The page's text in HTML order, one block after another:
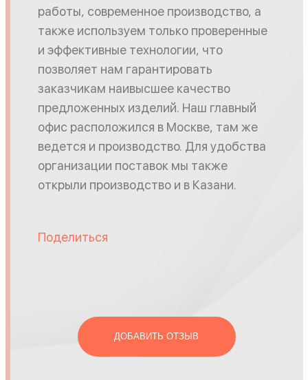
работы, современное производство, а
также используем только проверенные
и эффективные технологии, что
позволяет нам гарантировать
заказчикам наивысшее качество
предложенных изделий. Наш главный
офис расположился в Москве, там же
ведется и производство. Для удобства
организации поставок мы также
открыли производство и в Казани.
Поделиться
ДОБАВИТЬ ОТЗЫВ